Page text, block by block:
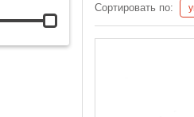
Сортировать по: